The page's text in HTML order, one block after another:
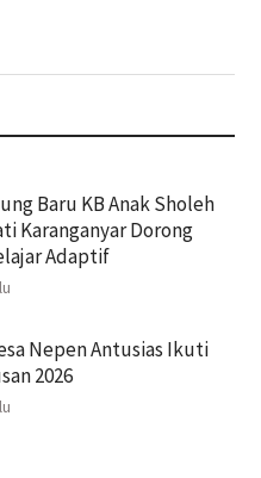
Baru KB Anak Sholeh
Karanganyar Dorong
Adaptif
Nepen Antusias Ikuti
2026